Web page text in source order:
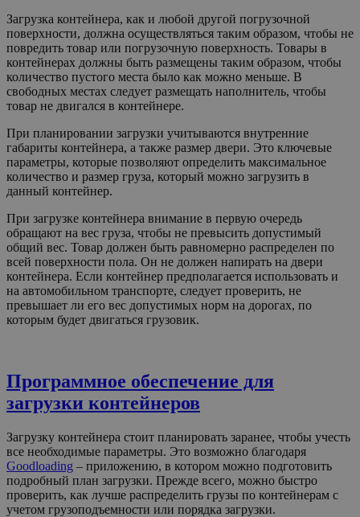
Загрузка контейнера, как и любой другой погрузочной
поверхности, должна осуществляться таким образом, чтобы не
повредить товар или погрузочную поверхность. Товары в
контейнерах должны быть размещены таким образом, чтобы
количество пустого места было как можно меньше. В
свободных местах следует размещать наполнитель, чтобы
товар не двигался в контейнере.
При планировании загрузки учитываются внутренние
габариты контейнера, а также размер двери. Это ключевые
параметры, которые позволяют определить максимальное
количество и размер груза, который можно загрузить в
данный контейнер.
При загрузке контейнера внимание в первую очередь
обращают на вес груза, чтобы не превысить допустимый
общий вес. Товар должен быть равномерно распределен по
всей поверхности пола. Он не должен напирать на двери
контейнера. Если контейнер предполагается использовать и
на автомобильном транспорте, следует проверить, не
превышает ли его вес допустимых норм на дорогах, по
которым будет двигаться грузовик.
Программное обеспечение для
загрузки контейнеров
Загрузку контейнера стоит планировать заранее, чтобы учесть
все необходимые параметры. Это возможно благодаря
Goodloading – приложению, в котором можно подготовить
подробный план загрузки. Прежде всего, можно быстро
проверить, как лучше распределить грузы по контейнерам с
учетом грузоподъемности или порядка загрузки.